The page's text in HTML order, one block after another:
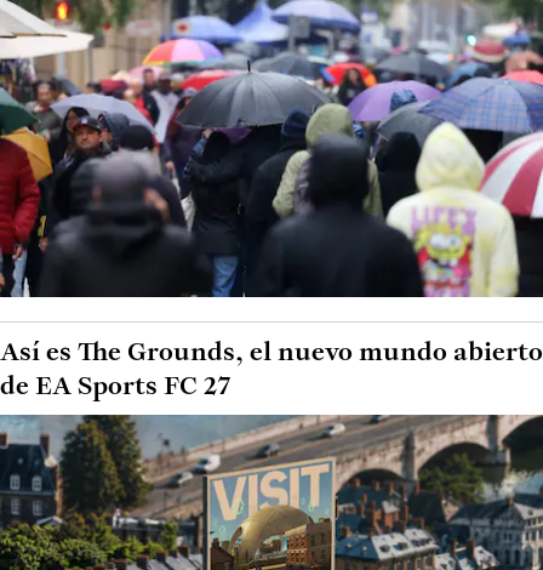
Así es The Grounds, el nuevo mundo abierto
de EA Sports FC 27